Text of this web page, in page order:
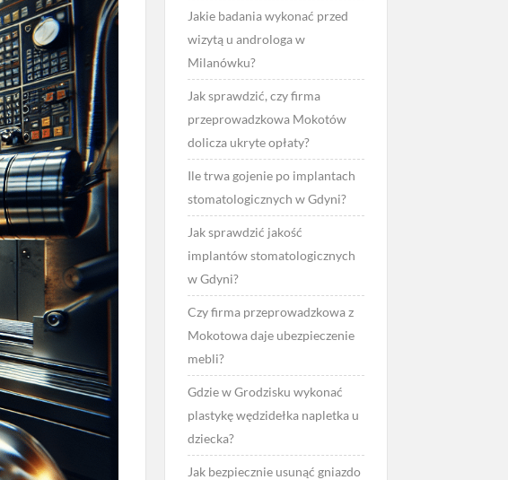
Jakie badania wykonać przed
wizytą u androloga w
Milanówku?
Jak sprawdzić, czy firma
przeprowadzkowa Mokotów
dolicza ukryte opłaty?
Ile trwa gojenie po implantach
stomatologicznych w Gdyni?
Jak sprawdzić jakość
implantów stomatologicznych
w Gdyni?
Czy firma przeprowadzkowa z
Mokotowa daje ubezpieczenie
mebli?
Gdzie w Grodzisku wykonać
plastykę wędzidełka napletka u
dziecka?
Jak bezpiecznie usunąć gniazdo